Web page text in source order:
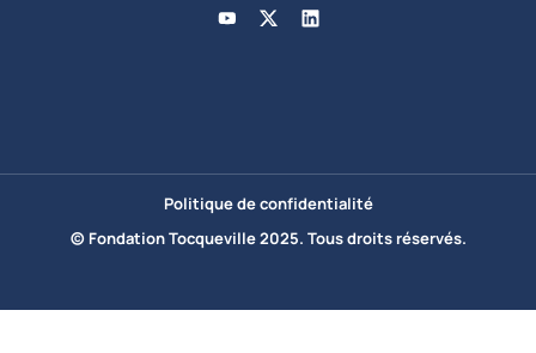
Politique de confidentialité
© Fondation Tocqueville 2025. Tous droits réservés.